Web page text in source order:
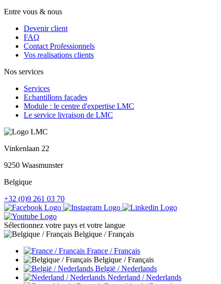
Entre vous & nous
Devenir client
FAQ
Contact Professionnels
Vos realisations clients
Nos services
Services
Echantillons façades
Module : le centre d'expertise LMC
Le service livraison de LMC
Vinkenlaan 22
9250 Waasmunster
Belgique
+32 (0)9 261 03 70
Sélectionnez votre pays et votre langue
Belgique / Français
France / Français
Belgique / Français
België / Nederlands
Nederland / Nederlands